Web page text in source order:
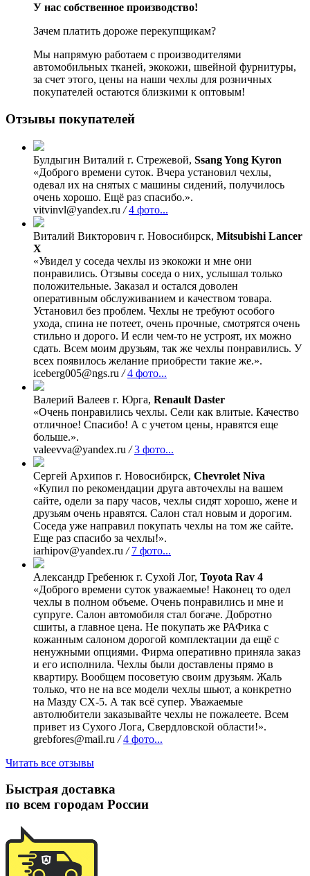
У нас собственное производство!
Зачем платить дороже перекупщикам?
Мы напрямую работаем с производителями
автомобильных тканей, экокожи, швейной фурнитуры,
за счет этого, цены на наши чехлы для розничных
покупателей остаются близкими к оптовым!
Отзывы покупателей
Булдыгин Виталий г. Стрежевой, Ssang Yong Kyron
«Доброго времени суток. Вчера установил чехлы,
одевал их на снятых с машины сидений, получилось
очень хорошо. Ещё раз спасибо.».
vitvinvl@yandex.ru / 4 фото...
Виталий Викторович г. Новосибирск, Mitsubishi Lancer
X
«Увидел у соседа чехлы из экокожи и мне они
понравились. Отзывы соседа о них, услышал только
положительные. Заказал и остался доволен
оперативным обслуживанием и качеством товара.
Установил без проблем. Чехлы не требуют особого
ухода, спина не потеет, очень прочные, смотрятся очень
стильно и дорого. И если чем-то не устроят, их можно
сдать. Всем моим друзьям, так же чехлы понравились. У
всех появилось желание приобрести такие же.».
iceberg005@ngs.ru / 4 фото...
Валерий Валеев г. Юрга, Renault Daster
«Очень понравились чехлы. Сели как влитые. Качество
отличное! Спасибо! А с учетом цены, нравятся еще
больше.».
valeevva@yandex.ru / 3 фото...
Сергей Архипов г. Новосибирск, Chevrolet Niva
«Купил по рекомендации друга авточехлы на вашем
сайте, одели за пару часов, чехлы сидят хорошо, жене и
друзьям очень нравятся. Салон стал новым и дорогим.
Соседа уже направил покупать чехлы на том же сайте.
Еще раз спасибо за чехлы!».
iarhipov@yandex.ru / 7 фото...
Александр Гребенюк г. Сухой Лог, Toyota Rav 4
«Доброго времени суток уважаемые! Наконец то одел
чехлы в полном объеме. Очень понравились и мне и
супруге. Салон автомобиля стал богаче. Добротно
сшиты, а главное цена. Не покупать же РАФика с
кожанным салоном дорогой комплектации да ещё с
ненужными опциями. Фирма оперативно приняла заказ
и его исполнила. Чехлы были доставлены прямо в
квартиру. Вообщем посоветую своим друзьям. Жаль
только, что не на все модели чехлы шьют, а конкретно
на Мазду СХ-5. А так всё супер. Уважаемые
автолюбители заказывайте чехлы не пожалеете. Всем
привет из Сухого Лога, Свердловской области!».
grebfores@mail.ru / 4 фото...
Читать все отзывы
Быстрая доставка
по всем городам России